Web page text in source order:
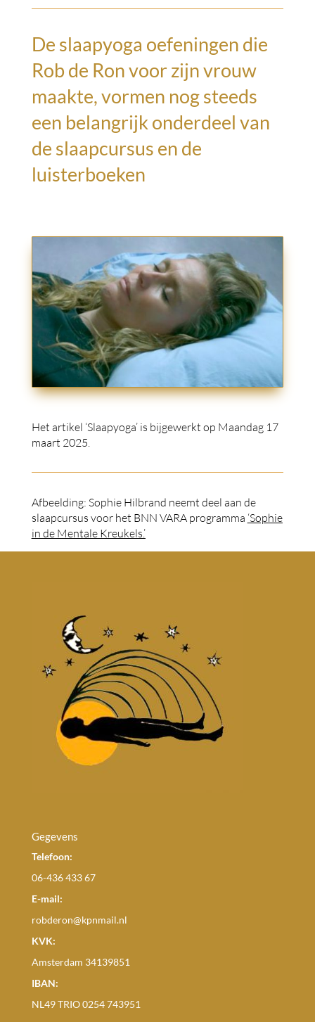
De slaapyoga oefeningen die
Rob de Ronvoor zijn vrouw
maakte, vormen nog steeds
een belangrijk onderdeel van
de slaapcursus en de
luisterboeken
Het artikel ‘Slaapyoga’ is bijgewerkt op Maandag 17
maart 2025.
Afbeelding: Sophie Hilbrand neemt deel aan de
slaapcursus voor het BNN VARA programma ‘Sophie
in de Mentale Kreukels.’
Gegevens
Telefoon:
06-436 433 67
E-mail:
robderon@kpnmail.nl
KVK:
Amsterdam 34139851
IBAN:
NL49 TRIO 0254 743951